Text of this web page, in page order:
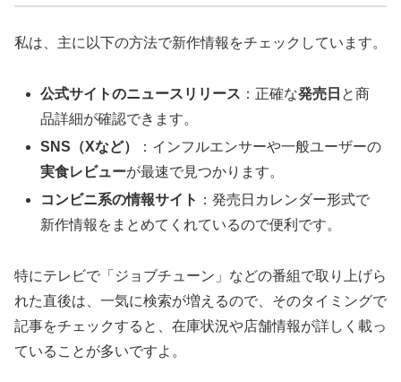
私は、主に以下の方法で新作情報をチェックしています。
公式サイトのニュースリリース ：正確な発売日 と商
品詳細が確認できます。
SNS（Xなど）
：インフルエンサーや一般ユーザーの
実食レビューが最速で見つかります。
コンビニ系の情報サイト ：発売日カレンダー形式で
新作情報をまとめてくれているので便利です。
特にテレビで「ジョブチューン」などの番組で取り上げら
れた直後は、一気に検索が増えるので、そのタイミングで
記事をチェックすると、在庫状況や店舗情報が詳しく載っ
ていることが多いですよ。